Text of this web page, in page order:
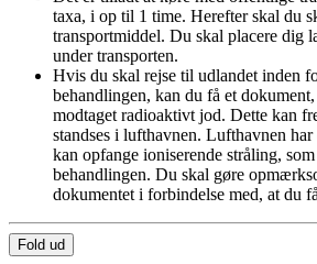
taxa, i op til 1 time. Herefter skal du
transportmiddel. Du skal placere dig
under transporten.
Hvis du skal rejse til udlandet inden
behandlingen, kan du få et
modtaget radioaktivt jod. Dette kan
standses i lufthavnen. Lufthavnen
kan opfange ioniserende stråling,
behandlingen. Du skal gøre
dokumentet i forbindelse med, at du
Fold ud